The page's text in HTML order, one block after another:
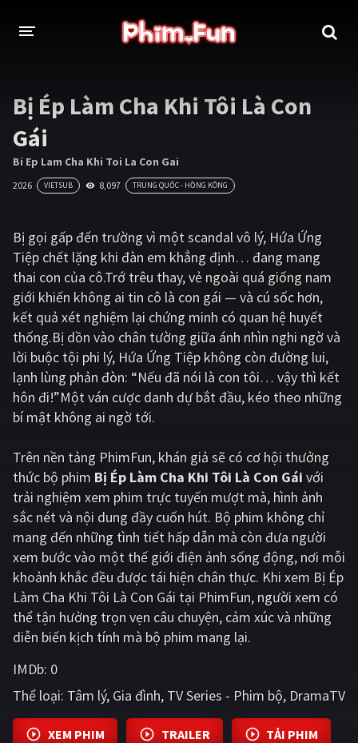
THỂ LOẠI
Thần thoại - Cổ trang
Tâm lý
Võ thuật - Kiếm hiệp Nhạc kịch
Phiêu lưu Hài hước
Viễn tưởng Khoa học - Tài liệu
Hoạt hình Thể thao
Tình cảm - Lãng mạn Kỳ ảo
Giật gân Gia đình
Bí ẩn
Viễn Tây Tiểu sử
GameShow DramaTV
QUỐC GIA
Âu - Mỹ Trung Quốc - Hồng Kông
Hàn Quốc Nhật Bản
Ấn Độ Việt Nam
CẬP NHẬT
PHIM MỚI
Bị Ép Làm Cha Khi Tôi Là Con
Gái
Bi Ep Lam Cha Khi Toi La Con Gai
2026 VIETSUB 8,097 TRUNG QUỐC - HỒNG KÔNG
Bị gọi gấp đến trường vì một scandal vô lý, Hứa Ứng
Tiệp chết lặng khi đàn em khẳng định… đang mang
thai con của cô.Trớ trêu thay, vẻ ngoài quá giống nam
giới khiến không ai tin cô là con gái — và cú sốc hơn,
kết quả xét nghiệm lại chứng minh có quan hệ huyết
thống.Bị dồn vào chân tường giữa ánh nhìn nghi ngờ và
lời buộc tội phi lý, Hứa Ứng Tiệp không còn đường lui,
lạnh lùng phản đòn: “Nếu đã nói là con tôi… vậy thì kết
hôn đi!”Một ván cược danh dự bắt đầu, kéo theo những
bí mật không ai ngờ tới.
Trên nền tảng PhimFun, khán giả sẽ có cơ hội thưởng
thức bộ phim Bị Ép Làm Cha Khi Tôi Là Con Gái với
trải nghiệm xem phim trực tuyến mượt mà, hình ảnh
sắc nét và nội dung đầy cuốn hút. Bộ phim không chỉ
mang đến những tình tiết hấp dẫn mà còn đưa người
xem bước vào một thế giới điện ảnh sống động, nơi mỗi
khoảnh khắc đều được tái hiện chân thực. Khi xem Bị Ép
Làm Cha Khi Tôi Là Con Gái tại PhimFun, người xem có
thể tận hưởng trọn vẹn câu chuyện, cảm xúc và những
diễn biến kịch tính mà bộ phim mang lại.
IMDb: 0
Thể loại: Tâm lý Gia đình TV Series - Phim bộ DramaTV
XEM PHIM TRAILER TẢI PHIM